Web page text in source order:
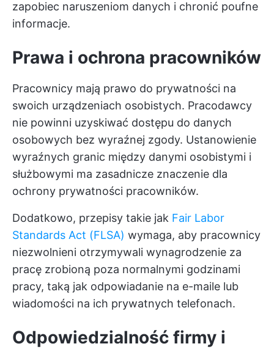
zapobiec naruszeniom danych i chronić poufne
informacje.
Prawa i ochrona pracowników
Pracownicy mają prawo do prywatności na
swoich urządzeniach osobistych. Pracodawcy
nie powinni uzyskiwać dostępu do danych
osobowych bez wyraźnej zgody. Ustanowienie
wyraźnych granic między danymi osobistymi i
służbowymi ma zasadnicze znaczenie dla
ochrony prywatności pracowników.
Dodatkowo, przepisy takie jak Fair Labor
Standards Act (FLSA) wymaga, aby pracownicy
niezwolnieni otrzymywali wynagrodzenie za
pracę zrobioną poza normalnymi godzinami
pracy, taką jak odpowiadanie na e-maile lub
wiadomości na ich prywatnych telefonach.
Odpowiedzialność firmy i